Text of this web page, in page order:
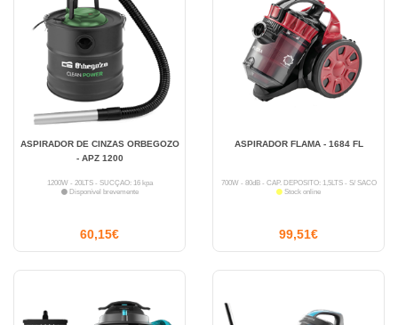
ASPIRADOR DE CINZAS ORBEGOZO
- APZ 1200
1200W - 20LTS - SUCÇÃO: 16 kpa
Disponível brevemente
60,15€
ASPIRADOR FLAMA - 1684 FL
700W - 80dB - CAP. DEPÓSITO: 1,5LTS - S/ SACO
Stock online
99,51€